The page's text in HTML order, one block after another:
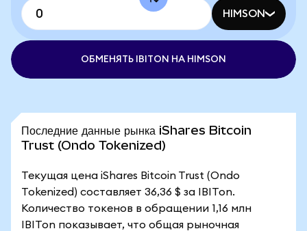
HIMSON
ОБМЕНЯТЬ IBITON НА HIMSON
Последние данные рынка iShares Bitcoin
Trust (Ondo Tokenized)
Текущая цена iShares Bitcoin Trust (Ondo
Tokenized) составляет 36,36 $ за IBITon.
Количество токенов в обращении 1,16 млн
IBITon показывает, что общая рыночная